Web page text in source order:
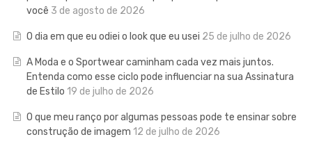
você 3 de agosto de 2026
O dia em que eu odiei o look que eu usei 25 de julho de 2026
A Moda e o Sportwear caminham cada vez mais juntos.
Entenda como esse ciclo pode influenciar na sua Assinatura
de Estilo 19 de julho de 2026
O que meu ranço por algumas pessoas pode te ensinar sobre
construção de imagem 12 de julho de 2026